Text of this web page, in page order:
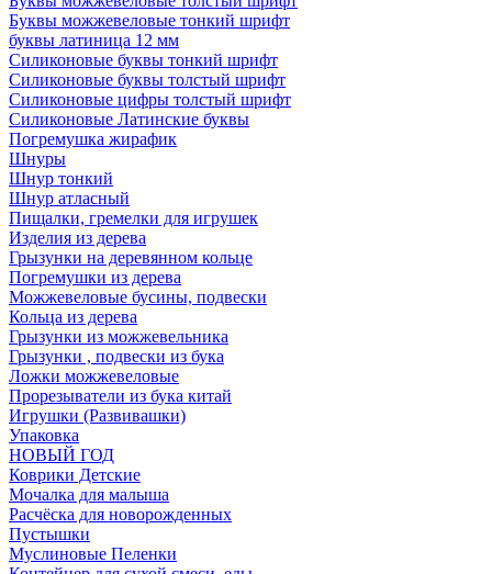
Буквы можжевеловые тонкий шрифт
буквы латиница 12 мм
Силиконовые буквы тонкий шрифт
Силиконовые буквы толстый шрифт
Силиконовые цифры толстый шрифт
Силиконовые Латинские буквы
Погремушка жирафик
Шнуры
Шнур тонкий
Шнур атласный
Пищалки, гремелки для игрушек
Изделия из дерева
Грызунки на деревянном кольце
Погремушки из дерева
Можжевеловые бусины, подвески
Кольца из дерева
Грызунки из можжевельника
Грызунки , подвески из бука
Ложки можжевеловые
Прорезыватели из бука китай
Игрушки (Развивашки)
Упаковка
НОВЫЙ ГОД
Коврики Детские
Мочалка для малыша
Расчёска для новорожденных
Пустышки
Муслиновые Пеленки